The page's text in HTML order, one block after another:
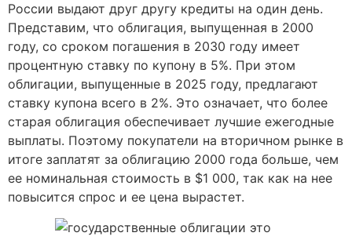
России выдают друг другу кредиты на один день.
Представим, что облигация, выпущенная в 2000
году, со сроком погашения в 2030 году имеет
процентную ставку по купону в 5%. При этом
облигации, выпущенные в 2025 году, предлагают
ставку купона всего в 2%. Это означает, что более
старая облигация обеспечивает лучшие ежегодные
выплаты. Поэтому покупатели на вторичном рынке в
итоге заплатят за облигацию 2000 года больше, чем
ее номинальная стоимость в $1 000, так как на нее
повысится спрос и ее цена вырастет.